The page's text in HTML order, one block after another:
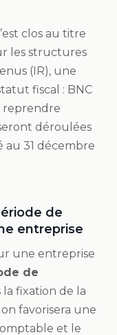
clos au titre
les structures
(IR), une
fiscal : BNC
reprendre
déroulées
au 31 décembre
de
entreprise
une entreprise
de
la fixation de la
favorisera une
et le